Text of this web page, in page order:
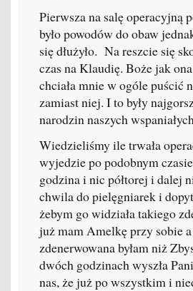
Pierwsza na salę operacyjną
było powodów do obaw
się dłużyło. Na reszcie się
czas na Klaudię. Boże jak
chciała mnie w ogóle puścić
zamiast niej. I to były
narodzin naszych
Wiedzieliśmy ile trwała
wyjedzie po podobnym
godzina i nic półtorej i dalej
chwila do pielęgniarek i
żebym go widziała takiego
już mam Amelkę przy sobie
zdenerwowana byłam niż
dwóch godzinach wyszła
nas, że już po wszystkim i